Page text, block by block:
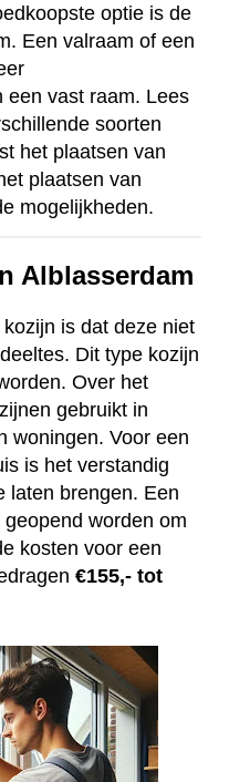
optie is de
Een valraam of een
een vast raam. Lees
soorten
het plaatsen van
plaatsen van
mogelijkheden.
Alblasserdam
is dat deze niet
Dit type kozijn
Over het
gebruikt in
woningen. Voor een
is het verstandig
laten brengen. Een
worden om
kosten voor een
€155,- tot